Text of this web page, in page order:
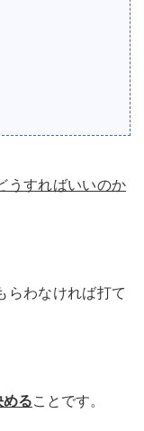
うすればいいのか
らわなければ打て
めることです。